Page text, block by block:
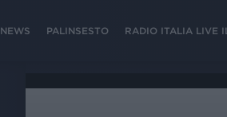
NEWS PALINSESTO RADIO ITALIA LIVE